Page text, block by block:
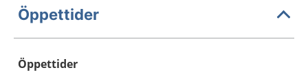
Öppettider
Öppettider